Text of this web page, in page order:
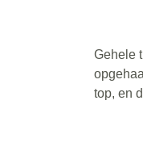
Gehele
top, en